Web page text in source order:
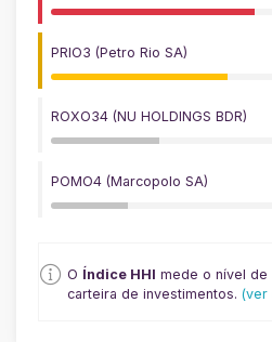
PRIO3 (Petro Rio SA)
ROXO34 (NU HOLDINGS BDR)
POMO4 (Marcopolo SA)
O Índice HHI mede o nível de
carteira de investimentos.(ver